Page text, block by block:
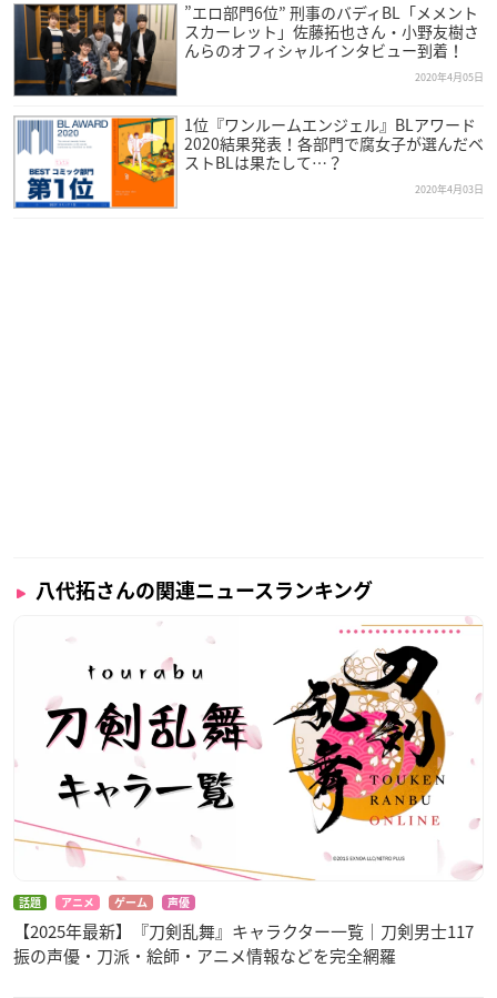
”エロ部門6位” 刑事のバディBL「メメント
スカーレット」佐藤拓也さん・小野友樹さ
んらのオフィシャルインタビュー到着！
2020年4月05日
1位『ワンルームエンジェル』BLアワード
2020結果発表！各部門で腐女子が選んだベ
ストBLは果たして…？
2020年4月03日
八代拓さんの関連ニュースランキング
話題 アニメ ゲーム 声優
【2025年最新】『刀剣乱舞』キャラクター一覧｜刀剣男士117
振の声優・刀派・絵師・アニメ情報などを完全網羅